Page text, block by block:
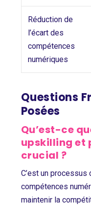
Réduction de
l’écart des
compétences
numériques
Questions
Posées
Qu’est-ce
upskilling et
crucial ?
C’est un processus
compétences
maintenir la